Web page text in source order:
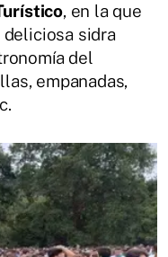
, en la que
sidra
del
empanadas,